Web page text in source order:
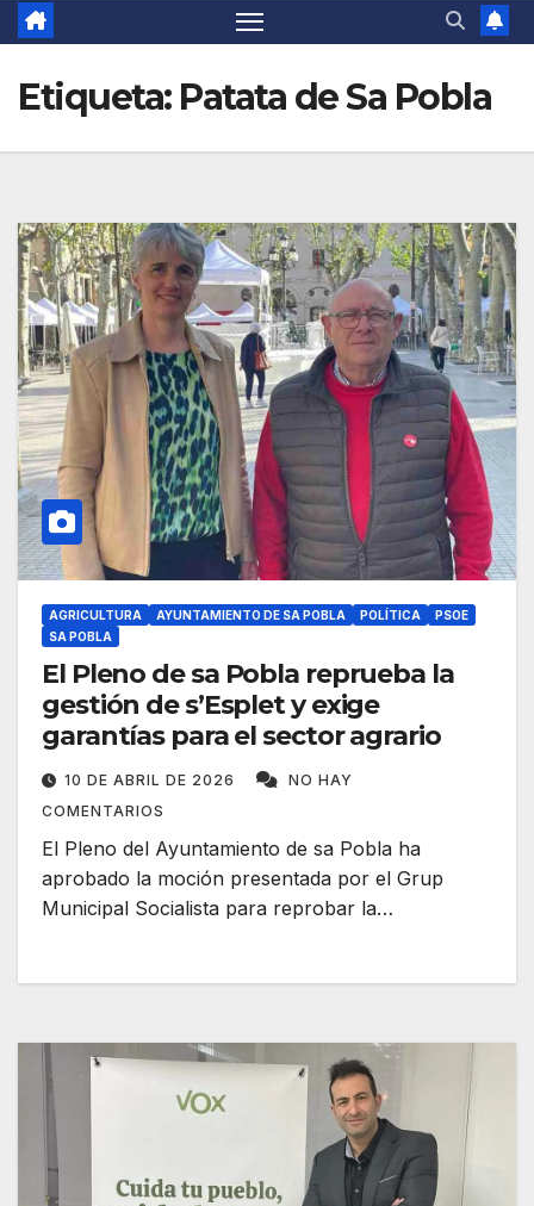
Etiqueta: Patata de Sa Pobla
AGRICULTURA AYUNTAMIENTO DE SA POBLA POLÍTICA
PSOE
SA POBLA
El Pleno de sa Pobla reprueba la
gestión de s’Esplet y exige
garantías para el sector agrario
10 DE ABRIL DE 2026
NO HAY
COMENTARIOS
El Pleno del Ayuntamiento de sa Pobla ha
aprobado la moción presentada por el Grup
Municipal Socialista para reprobar la…